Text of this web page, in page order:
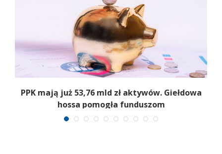
PPK mają już 53,76 mld zł aktywów. Giełdowa
hossa pomogła funduszom